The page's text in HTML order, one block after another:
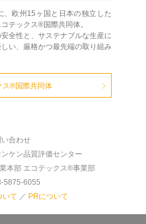
、欧州15ヶ国と日本の独立した
テックス®国際共同体。
全性と、サステナブルな生産に
い、厳格かつ最先端の取り組み
ス®国際共同体
い合わせ
ケン品質評価センター
本部 エコテックス®事業部
5875-6055
いて ／ PRについて